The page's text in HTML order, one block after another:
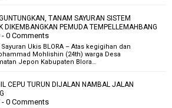
TANAM SAYURAN SISTEM
DIKEMBANGKAN PEMUDA TEMPELLEMAHBANG
- 0 Comments
Ukis BLORA – Atas kegigihan dan
Mohlishin (24th) warga Desa
Jepon Kabupaten Blora…
CEPU TURUN DIJALAN NAMBAL JALAN
- 0 Comments